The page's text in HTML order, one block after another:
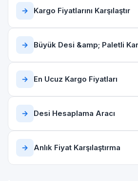
→ Kargo Fiyatlarını Karşılaştır
→ Büyük Desi &amp; Paletli
→ En Ucuz Kargo Fiyatları
→ Desi Hesaplama Aracı
→ Anlık Fiyat Karşılaştırma